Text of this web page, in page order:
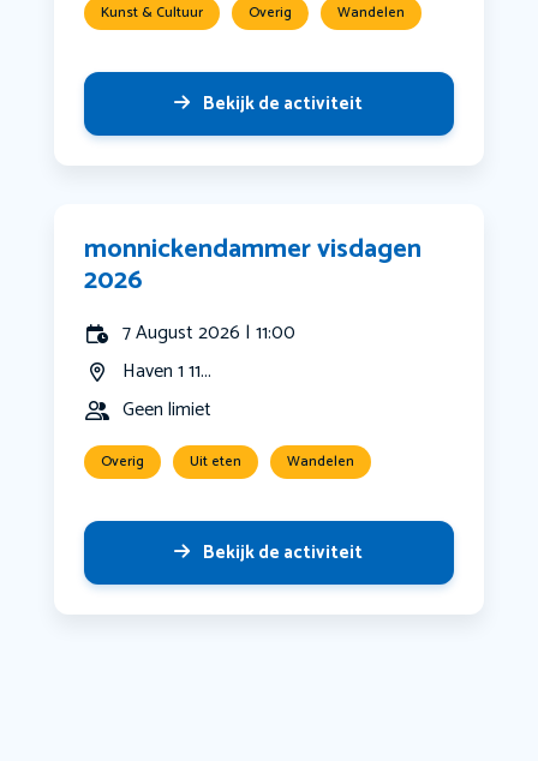
Kunst & Cultuur Overig Wandelen
Bekijk de activiteit
monnickendammer visdagen
2026
7 August 2026 | 11:00
Haven 1 11...
Geen limiet
Overig Uit eten Wandelen
Bekijk de activiteit